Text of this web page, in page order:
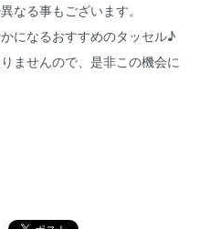
なる事もございます。
になるおすすめのタッセル♪
ませんので、是非この機会に